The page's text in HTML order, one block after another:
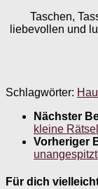
Taschen,
liebevollen und
Schlagwörter:
Nächster
kleine
Vorheriger
Für dich